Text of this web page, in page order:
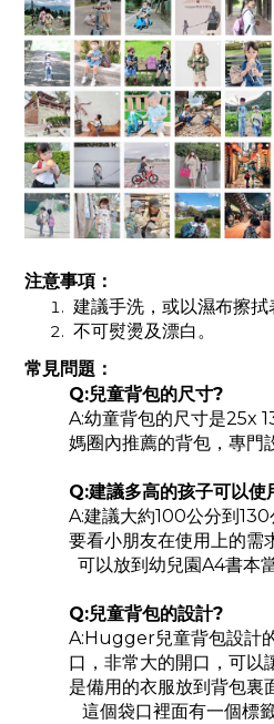
注意事項：
建議手洗，或以濕布擦拭
不可熨燙及漂白。
常見問題：
Q:兒童背包的尺寸?
A:幼童背包的尺寸是25x
媽圈內推薦的背包，專門
Q:建議多高的孩子可以使
A:建議大約100公分到
要看小朋友在使用上的需
可以放到幼兒園A4書本
Q:兒童背包的設計?
A:Hugger兒童背包設計
口，非常大的開口，可以
是備用的衣服放到背包裏
這個袋口裡面有一個標